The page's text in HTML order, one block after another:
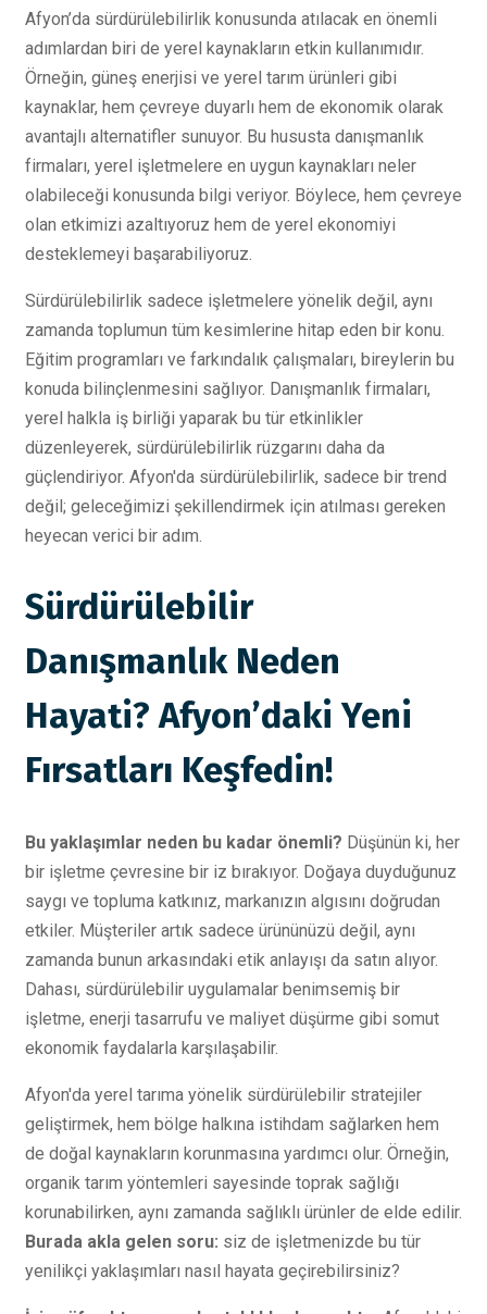
Afyon’da sürdürülebilirlik konusunda atılacak en önemli
adımlardan biri de yerel kaynakların etkin kullanımıdır.
Örneğin, güneş enerjisi ve yerel tarım ürünleri gibi
kaynaklar, hem çevreye duyarlı hem de ekonomik olarak
avantajlı alternatifler sunuyor. Bu hususta danışmanlık
firmaları, yerel işletmelere en uygun kaynakları neler
olabileceği konusunda bilgi veriyor. Böylece, hem çevreye
olan etkimizi azaltıyoruz hem de yerel ekonomiyi
desteklemeyi başarabiliyoruz.
Sürdürülebilirlik sadece işletmelere yönelik değil, aynı
zamanda toplumun tüm kesimlerine hitap eden bir konu.
Eğitim programları ve farkındalık çalışmaları, bireylerin bu
konuda bilinçlenmesini sağlıyor. Danışmanlık firmaları,
yerel halkla iş birliği yaparak bu tür etkinlikler
düzenleyerek, sürdürülebilirlik rüzgarını daha da
güçlendiriyor. Afyon'da sürdürülebilirlik, sadece bir trend
değil; geleceğimizi şekillendirmek için atılması gereken
heyecan verici bir adım.
Sürdürülebilir
Danışmanlık Neden
Hayati? Afyon’daki Yeni
Fırsatları Keşfedin!
Bu yaklaşımlar neden bu kadar önemli? Düşünün ki, her
bir işletme çevresine bir iz bırakıyor. Doğaya duyduğunuz
saygı ve topluma katkınız, markanızın algısını doğrudan
etkiler. Müşteriler artık sadece ürününüzü değil, aynı
zamanda bunun arkasındaki etik anlayışı da satın alıyor.
Dahası, sürdürülebilir uygulamalar benimsemiş bir
işletme, enerji tasarrufu ve maliyet düşürme gibi somut
ekonomik faydalarla karşılaşabilir.
Afyon'da yerel tarıma yönelik sürdürülebilir stratejiler
geliştirmek, hem bölge halkına istihdam sağlarken hem
de doğal kaynakların korunmasına yardımcı olur. Örneğin,
organik tarım yöntemleri sayesinde toprak sağlığı
korunabilirken, aynı zamanda sağlıklı ürünler de elde edilir.
Burada akla gelen soru: siz de işletmenizde bu tür
yenilikçi yaklaşımları nasıl hayata geçirebilirsiniz?